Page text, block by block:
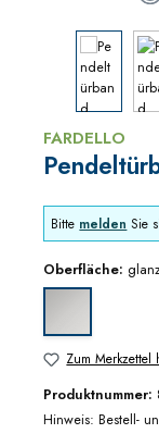
FARDELLO
Bitte melden Sie
Oberfläche:
Zum
Produktnummer:
Hinweis: Bestell-